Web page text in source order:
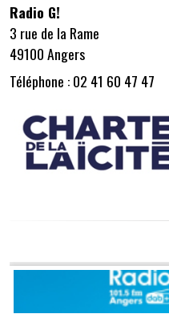
Radio G!
3 rue de la Rame
49100 Angers
Téléphone : 02 41 60 47 47